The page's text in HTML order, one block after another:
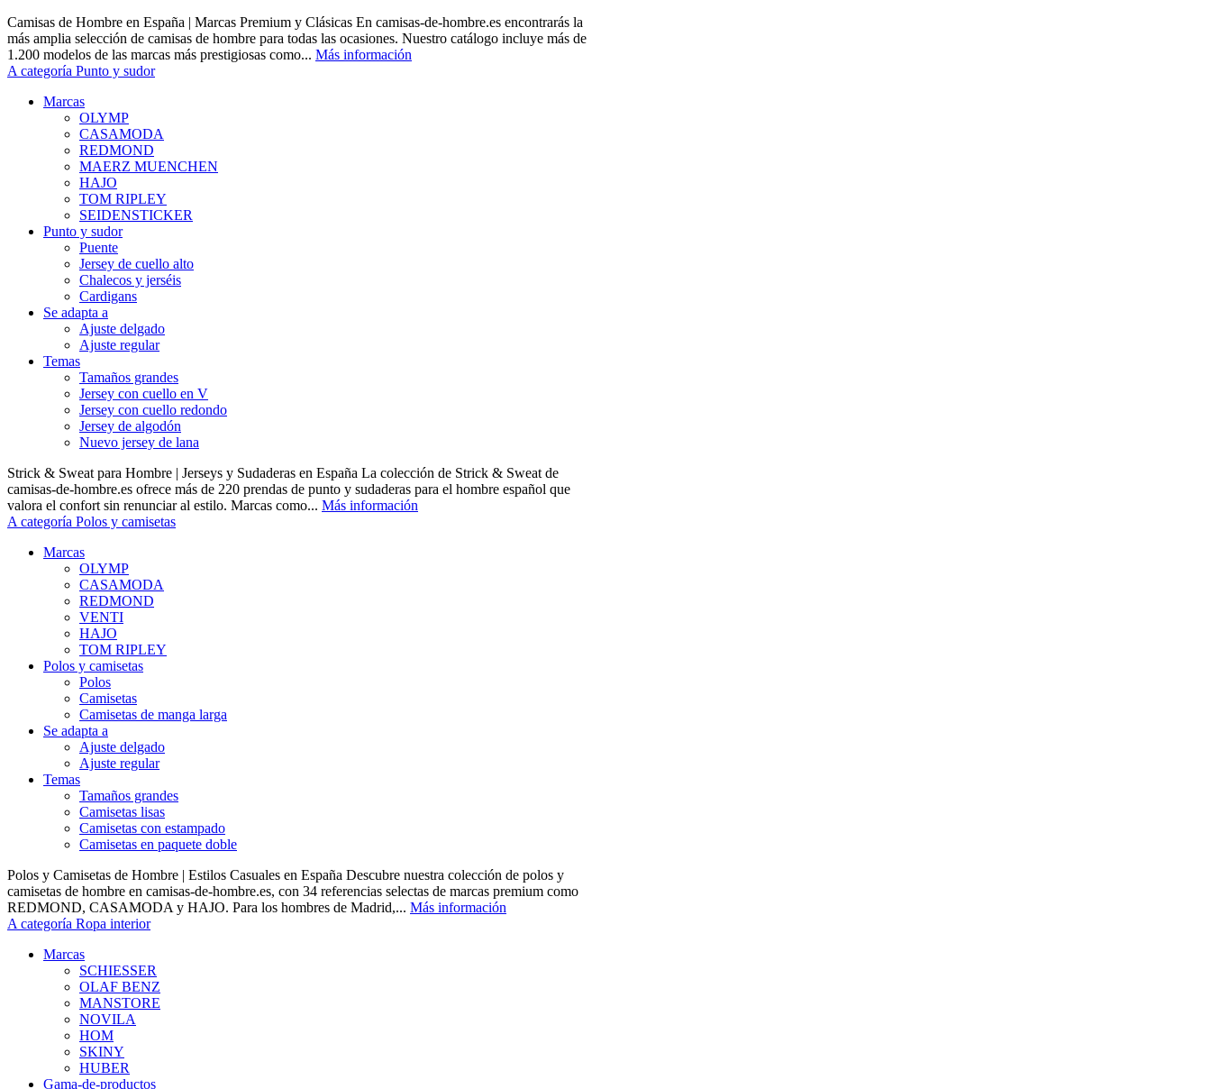
Camisas de Hombre en España | Marcas Premium y Clásicas En camisas-de-hombre.es encontrarás la
más amplia selección de camisas de hombre para todas las ocasiones. Nuestro catálogo incluye más de
1.200 modelos de las marcas más prestigiosas como... Más información
A categoría Punto y sudor
Marcas
OLYMP
CASAMODA
REDMOND
MAERZ MUENCHEN
HAJO
TOM RIPLEY
SEIDENSTICKER
Punto y sudor
Puente
Jersey de cuello alto
Chalecos y jerséis
Cardigans
Se adapta a
Ajuste delgado
Ajuste regular
Temas
Tamaños grandes
Jersey con cuello en V
Jersey con cuello redondo
Jersey de algodón
Nuevo jersey de lana
Strick & Sweat para Hombre | Jerseys y Sudaderas en España La colección de Strick & Sweat de
camisas-de-hombre.es ofrece más de 220 prendas de punto y sudaderas para el hombre español que
valora el confort sin renunciar al estilo. Marcas como... Más información
A categoría Polos y camisetas
Marcas
OLYMP
CASAMODA
REDMOND
VENTI
HAJO
TOM RIPLEY
Polos y camisetas
Polos
Camisetas
Camisetas de manga larga
Se adapta a
Ajuste delgado
Ajuste regular
Temas
Tamaños grandes
Camisetas lisas
Camisetas con estampado
Camisetas en paquete doble
Polos y Camisetas de Hombre | Estilos Casuales en España Descubre nuestra colección de polos y
camisetas de hombre en camisas-de-hombre.es, con 34 referencias selectas de marcas premium como
REDMOND, CASAMODA y HAJO. Para los hombres de Madrid,... Más información
A categoría Ropa interior
Marcas
SCHIESSER
OLAF BENZ
MANSTORE
NOVILA
HOM
SKINY
HUBER
Gama-de-productos